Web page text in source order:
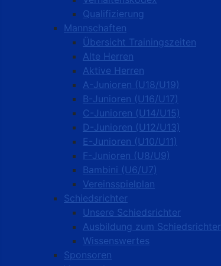
Qualifizierung
Mannschaften
Übersicht Trainingszeiten
Alte Herren
Aktive Herren
A-Junioren (U18/U19)
B-Junioren (U16/U17)
C-Junioren (U14/U15)
D-Junioren (U12/U13)
E-Junioren (U10/U11)
F-Junioren (U8/U9)
Bambini (U6/U7)
Vereinsspielplan
Schiedsrichter
Unsere Schiedsrichter
Ausbildung zum Schiedsrichter
Wissenswertes
Sponsoren